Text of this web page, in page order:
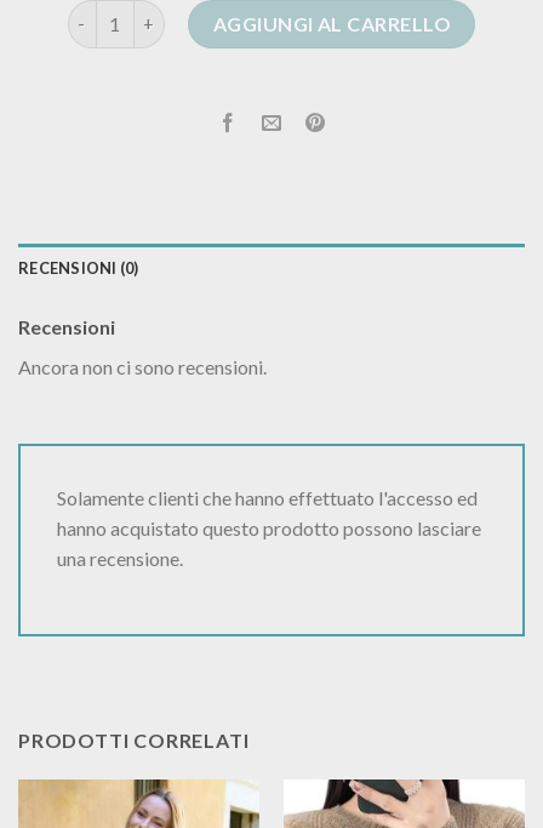
cardigan di lana donna quantitàAGGIUNGI AL CARRELLO
RECENSIONI (0)
Recensioni
Ancora non ci sono recensioni.
Solamente clienti che hanno effettuato l'accesso ed
hanno acquistato questo prodotto possono lasciare
una recensione.
PRODOTTI CORRELATI